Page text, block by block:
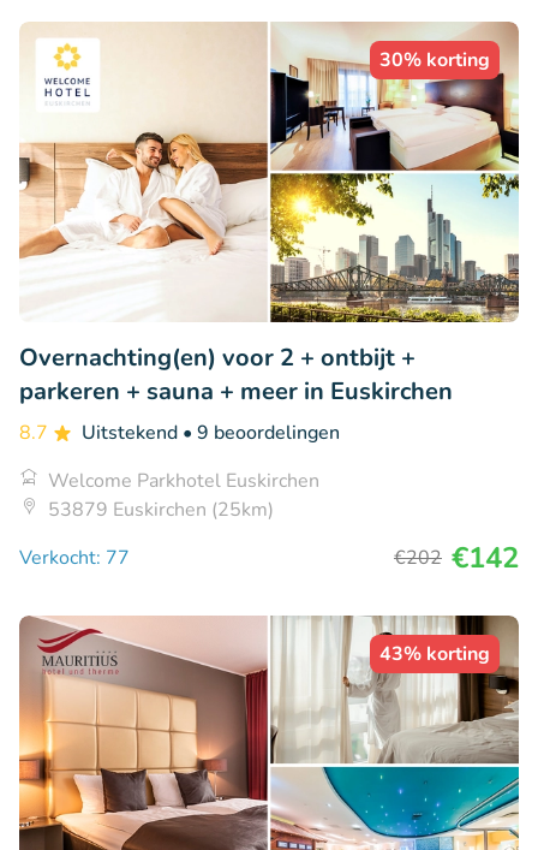
30% korting
Overnachting(en) voor 2 + ontbijt +
parkeren + sauna + meer in Euskirchen
8.7 Uitstekend • 9 beoordelingen
Welcome Parkhotel Euskirchen
53879 Euskirchen (25km)
Verkocht: 77
€202 €142
43% korting